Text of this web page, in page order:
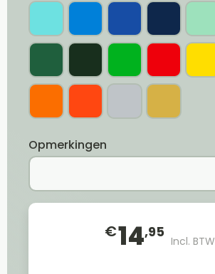
Opmerkingen
€14,95
Incl. BTW